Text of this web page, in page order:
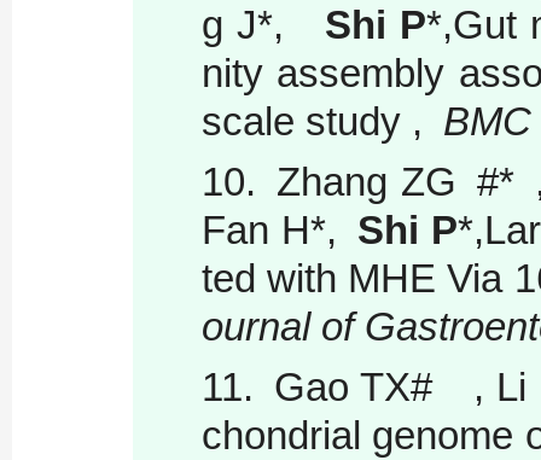
g J*, Shi P*,Gut
nity assembly
scale study ,
10. Zhang ZG #*
Fan H*, Shi P
ted with MHE Via
ournal of
11. Gao TX# , Li
chondrial genome